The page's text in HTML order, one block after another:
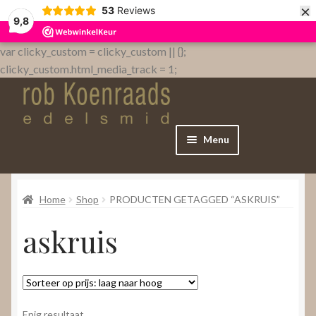
9,8
53 Reviews ×
var clicky_custom = clicky_custom || {};
clicky_custom.html_media_track = 1;
Menu
Home
Over
Contact
Home Shop PRODUCTEN GETAGGED “ASKRUIS”
askruis